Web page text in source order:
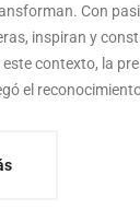
Con
inspiran y
contexto, la
el